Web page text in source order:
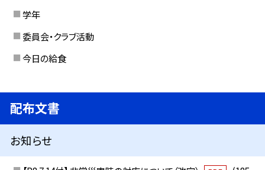
学年
委員会・クラブ活動
今日の給食
配布文書
お知らせ